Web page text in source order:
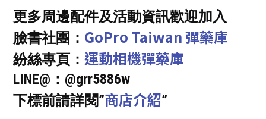
更多周邊配件及活動資訊歡迎加入
臉書社團： GoPro Taiwan 彈藥庫
紛絲專頁： 運動相機彈藥庫
LINE@：@grr5886w
下標前請詳閱”商店介紹”